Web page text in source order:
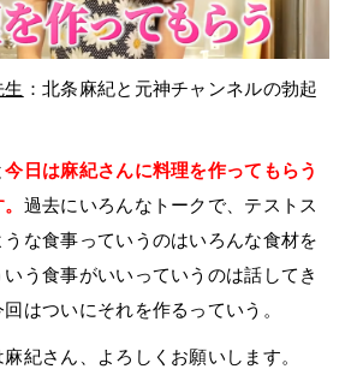
生 ：北条麻紀と元神チャンネルの勃起
今日は麻紀さんに料理を作ってもらう
過去にいろんなトークで、テストス
な食事っていうのはいろんな食材を
う食事がいいっていうのは話してき
はついにそれを作るっていう。
麻紀さん、よろしくお願いします。